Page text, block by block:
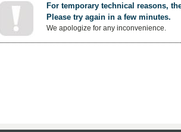
For temporary technical reasons,
Please try again in a few minutes.
We apologize for any inconvenience.